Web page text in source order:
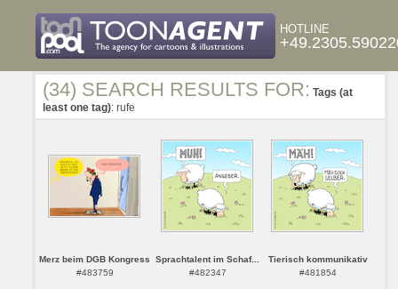
HOTLINE
(34) SEARCH RESULTS FOR: Tags (at
least one tag): rufe
Merz beim DGB Kongress
#483759
Sprachtalent im Schaf...
#482347
Tierisch kommunikativ
#481854